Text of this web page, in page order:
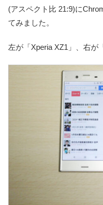
(アスペクト比 21:9)に
てみました。
左が「Xperia XZ1」、右が